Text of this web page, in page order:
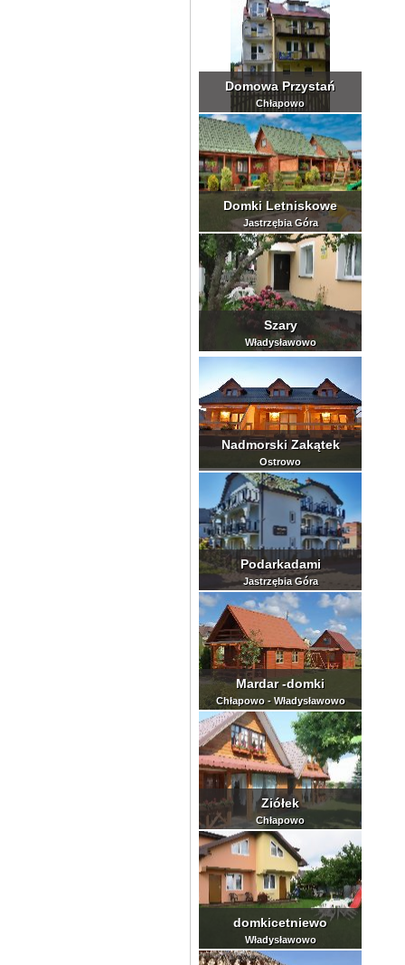
Domowa Przystań
Chłapowo
Domki Letniskowe
Jastrzębia Góra
Szary
Władysławowo
Nadmorski Zakątek
Ostrowo
Podarkadami
Jastrzębia Góra
Mardar -domki
Chłapowo - Władysławowo
Ziółek
Chłapowo
domkicetniewo
Władysławowo